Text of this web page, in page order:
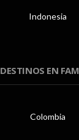
Indonesia
DESTINOS EN
Colombia